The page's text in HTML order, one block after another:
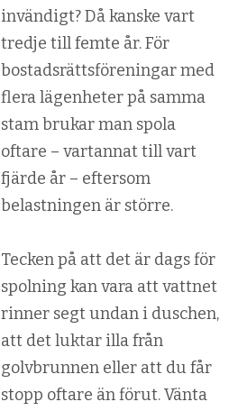
invändigt? Då kanske vart
tredje till femte år. För
bostadsrättsföreningar med
flera lägenheter på samma
stam brukar man spola
oftare – vartannat till vart
fjärde år – eftersom
belastningen är större.
Tecken på att det är dags för
spolning kan vara att vattnet
rinner segt undan i duschen,
att det luktar illa från
golvbrunnen eller att du får
stopp oftare än förut. Vänta